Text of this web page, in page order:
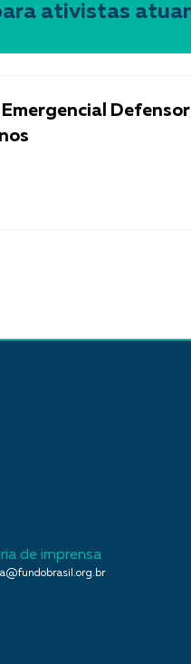
ativistas
de imprensa